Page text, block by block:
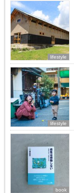
lifestyle
lifestyle
book